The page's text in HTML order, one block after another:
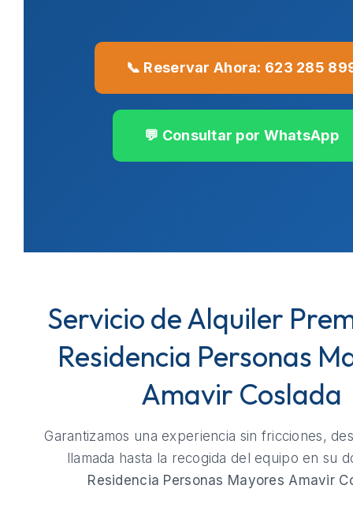
📞 Reservar Ahora: 623 285
💬 Consultar por WhatsApp
Servicio de Alquiler
Residencia Personas
Amavir Coslada
Garantizamos una experiencia sin fricciones,
llamada hasta la recogida del equipo en su
Residencia Personas Mayores Amavir